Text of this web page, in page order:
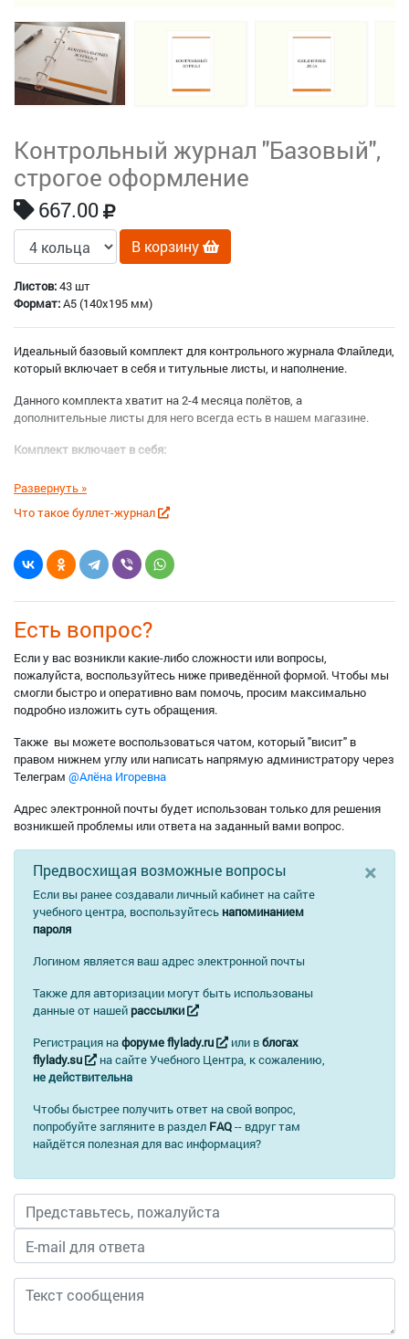
Контрольный журнал "Базовый",
строгое оформление
667.00
В корзину
Листов:43 шт
Формат:A5 (140x195 мм)
Идеальный базовый комплект для контрольного журнала Флайледи,
который включает в себя и титульные листы, и наполнение.
Данного комплекта хватит на 2-4 месяца полётов, а
дополнительные листы для него всегда есть в нашем магазине.
Комплект включает в себя:
Ежедневные дела
Меню и покупки
Календарь
Цветной буллет-листдля любых списков и заметок - 6
Рутинки- 2 листа
Еженедельный час уборки- 2 листа
Детальные списки уборки- 10 листов
Меню на неделюс отрывным списком покупок - 8
листов
Календарный лист- 4 листа
Трекер привычек- 2 листа
чёрно-белая разметка под буллет-журнал.
Плотность бумаги листов-заголовков -- 120 г/м3+ глянцевое
ламинирование 80 мкм
P.S.Лист "Контрольный журнал "Базовый" в состав комплекта не
входит. Это просто название комплекта.
Обложка с кольцами в состав тоже не входит.
Что такое буллет-журнал
Есть вопрос?
Если у вас возникли какие-либо сложности или вопросы,
пожалуйста, воспользуйтесь ниже приведённой формой. Чтобы мы
смогли быстро и оперативно вам помочь, просим максимально
подробно изложить суть обращения.
Также вы можете воспользоваться чатом, который "висит" в
правом нижнем углу или написать напрямую администратору через
Телеграм @Алёна Игоревна
Адрес электронной почты будет использован только для решения
возникшей проблемы или ответа на заданный вами вопрос.
Предвосхищая возможные вопросы
Если вы ранее создавали личный кабинет на сайте
учебного центра, воспользуйтесь напоминанием
пароля
Логином является ваш адрес электронной почты
Также для авторизации могут быть использованы
данные от нашей рассылки
Регистрация нафоруме flylady.ru или вблогах
flylady.su
на сайте Учебного Центра, к сожалению,
не действительна
Чтобы быстрее получить ответ на свой вопрос,
попробуйте загляните в раздел FAQ-- вдруг там
найдётся полезная для вас информация?
×